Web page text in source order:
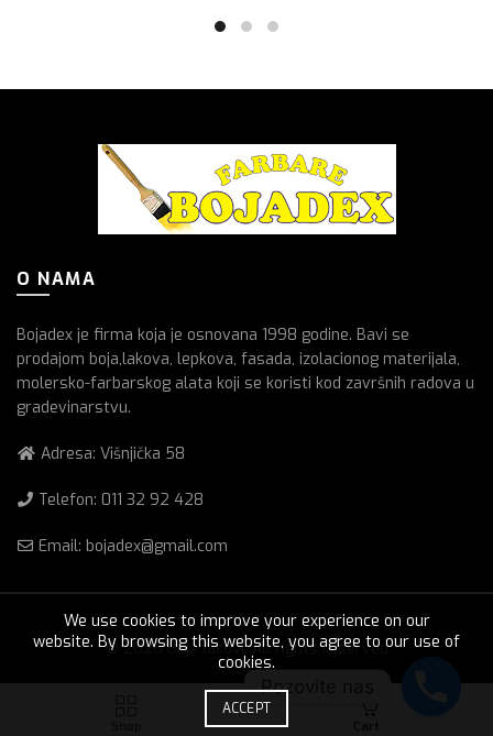
O NAMA
Bojadex je firma koja je osnovana 1998 godine. Bavi se
prodajom boja,lakova, lepkova, fasada, izolacionog materijala,
molersko-farbarskog alata koji se koristi kod završnih radova u
gradevinarstvu.
Adresa: Višnjička 58
Telefon: 011 32 92 428
Email: bojadex@gmail.com
© 2026Boje lakovi. All rights reserved
We use cookies to improve your experience on our
website. By browsing this website, you agree to our use of
cookies.
ACCEPT
Pozovite nas